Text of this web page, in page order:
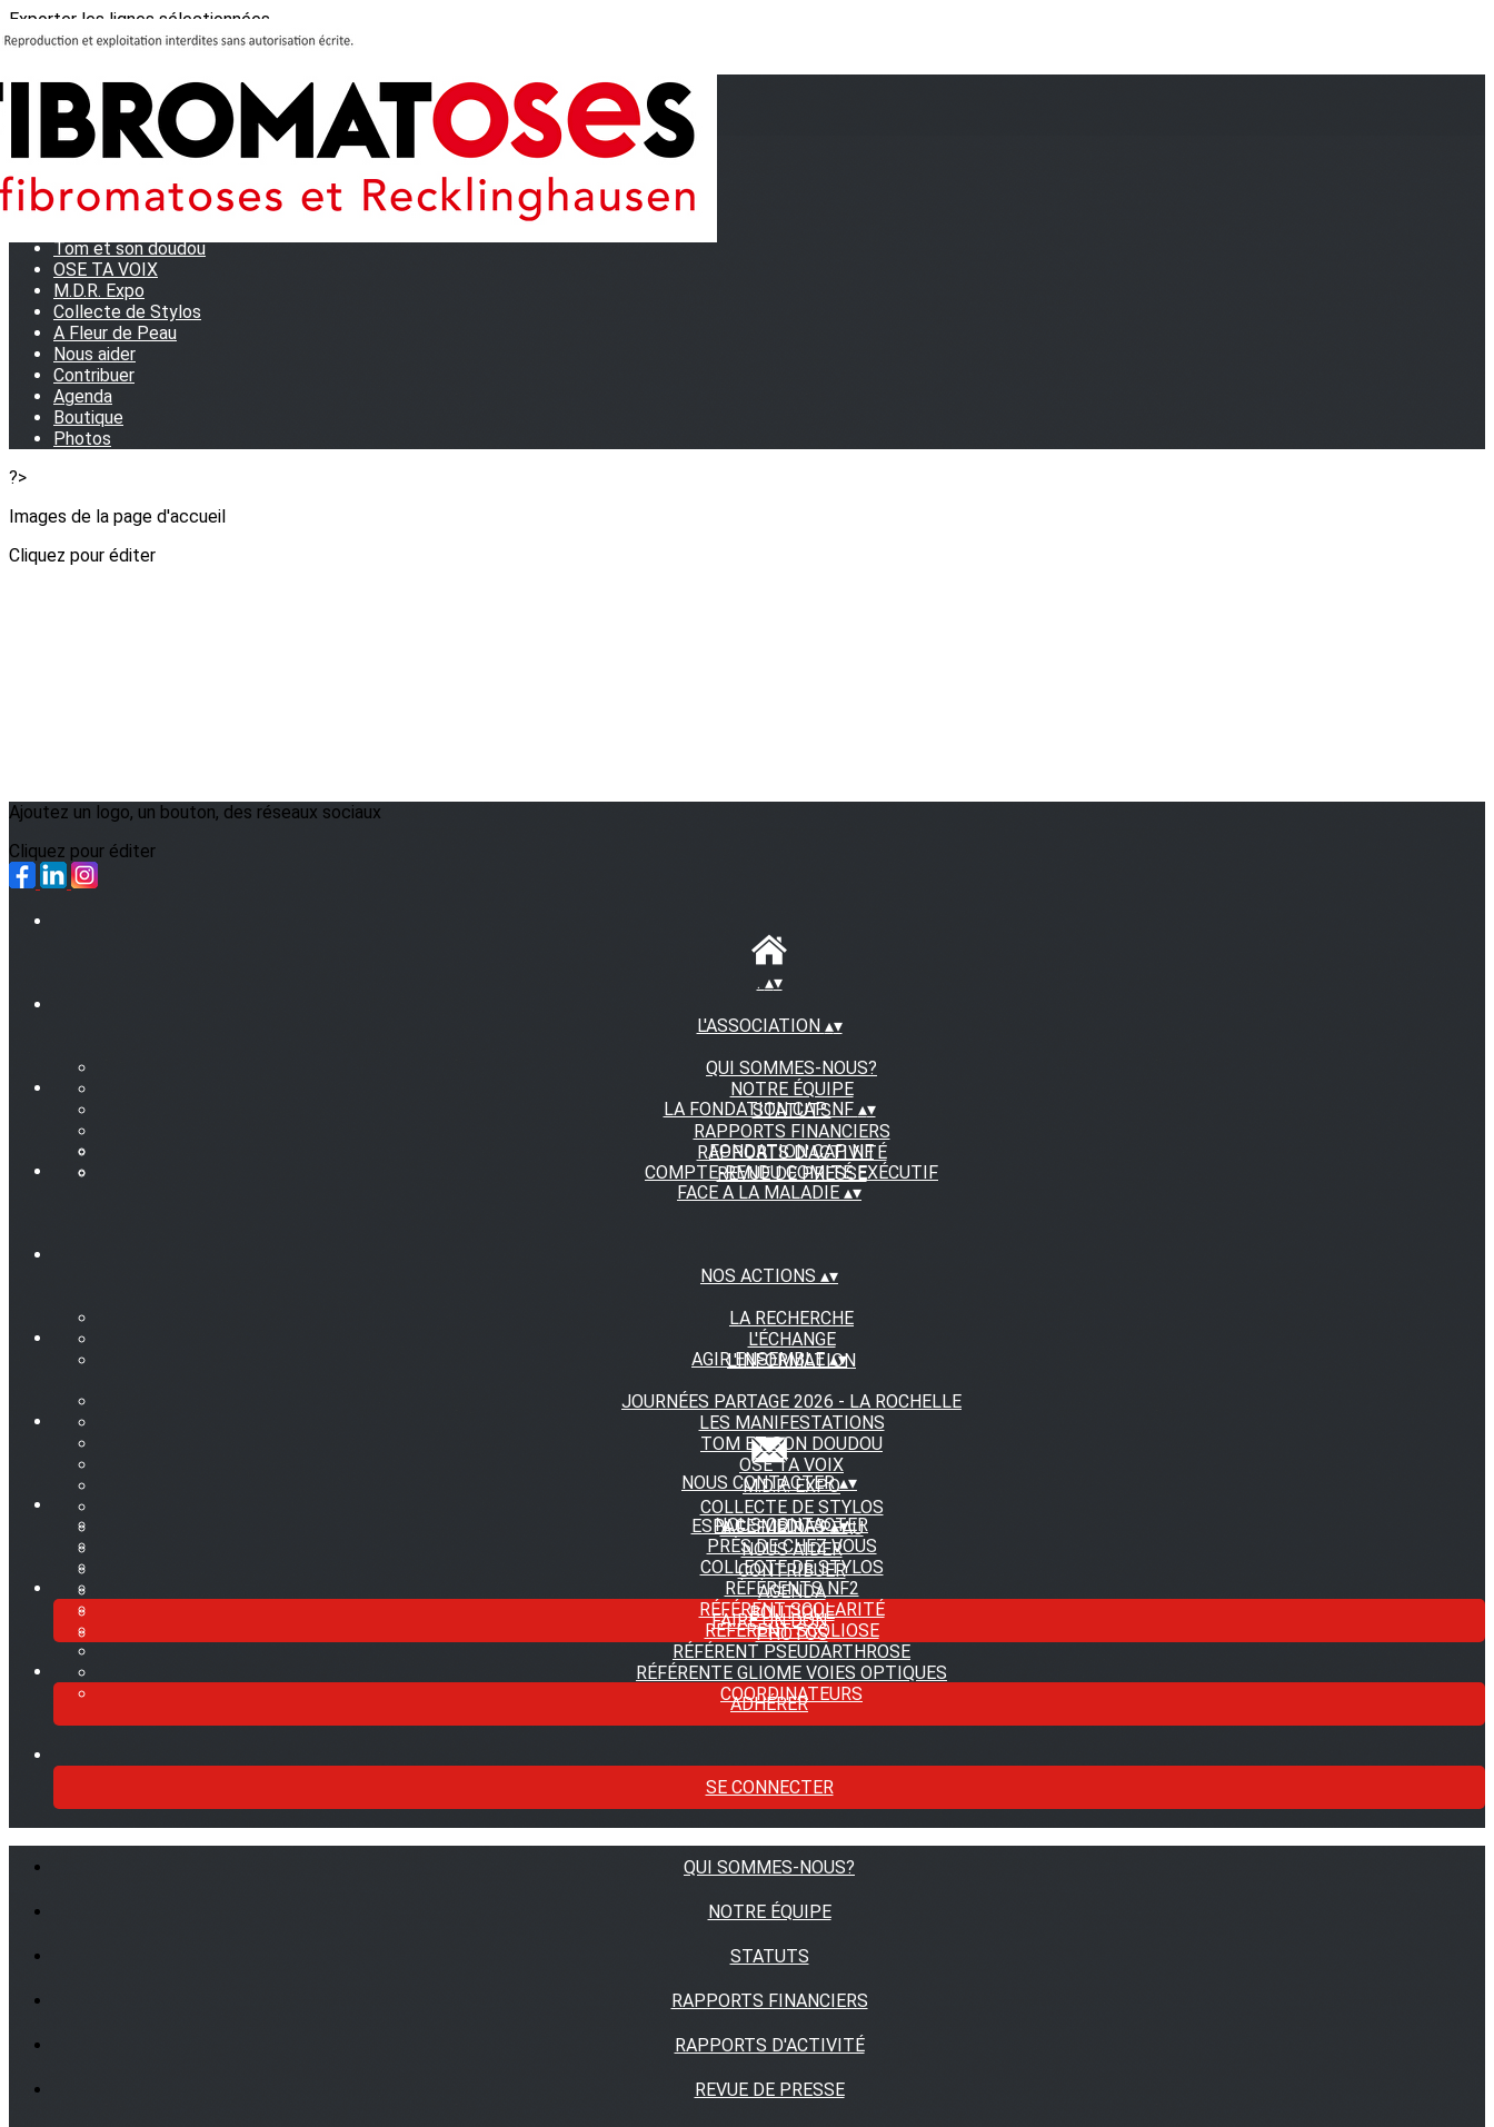
Exporter les lignes sélectionnées
Exporter toutes les colonnes
Journées Partage 2026 - La Rochelle
Tom et son doudou
OSE TA VOIX
M.D.R. Expo
Collecte de Stylos
A Fleur de Peau
Nous aider
Contribuer
Agenda
Boutique
Photos
?>
Images de la page d'accueil
Cliquez pour éditer
Ajoutez un logo, un bouton, des réseaux sociaux
Cliquez pour éditer
. ▴▾
L'ASSOCIATION ▴▾
QUI SOMMES-NOUS?
NOTRE ÉQUIPE
STATUTS
RAPPORTS FINANCIERS
RAPPORTS D'ACTIVITÉ
REVUE DE PRESSE
LA FONDATION CAP NF ▴▾
FONDATION CAP NF
COMPTE-RENDU COMITÉ EXÉCUTIF
FACE A LA MALADIE ▴▾
NOS ACTIONS ▴▾
LA RECHERCHE
L'ÉCHANGE
L'INFORMATION
AGIR ENSEMBLE▴▾
JOURNÉES PARTAGE 2026 - LA ROCHELLE
LES MANIFESTATIONS
TOM ET SON DOUDOU
OSE TA VOIX
M.D.R. EXPO
COLLECTE DE STYLOS
A FLEUR DE PEAU
NOUS AIDER
CONTRIBUER
AGENDA
BOUTIQUE
PHOTOS
NOUS CONTACTER▴▾
NOUS CONTACTER
PRÈS DE CHEZ VOUS
COLLECTE DE STYLOS
RÉFÉRENTS NF2
RÉFÉRENT SCOLARITÉ
RÉFÉRENT SCOLIOSE
RÉFÉRENT PSEUDARTHROSE
RÉFÉRENTE GLIOME VOIES OPTIQUES
COORDINATEURS
ESPACE MEDIAS▴▾
FAIRE UN DON
ADHÉRER
SE CONNECTER
QUI SOMMES-NOUS?
NOTRE ÉQUIPE
STATUTS
RAPPORTS FINANCIERS
RAPPORTS D'ACTIVITÉ
REVUE DE PRESSE